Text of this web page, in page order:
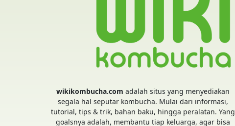
wikikombucha.com adalah situs yang menyediakan
segala hal seputar kombucha. Mulai dari informasi,
tutorial, tips & trik, bahan baku, hingga peralatan. Yang
goalsnya adalah, membantu tiap keluarga, agar bisa